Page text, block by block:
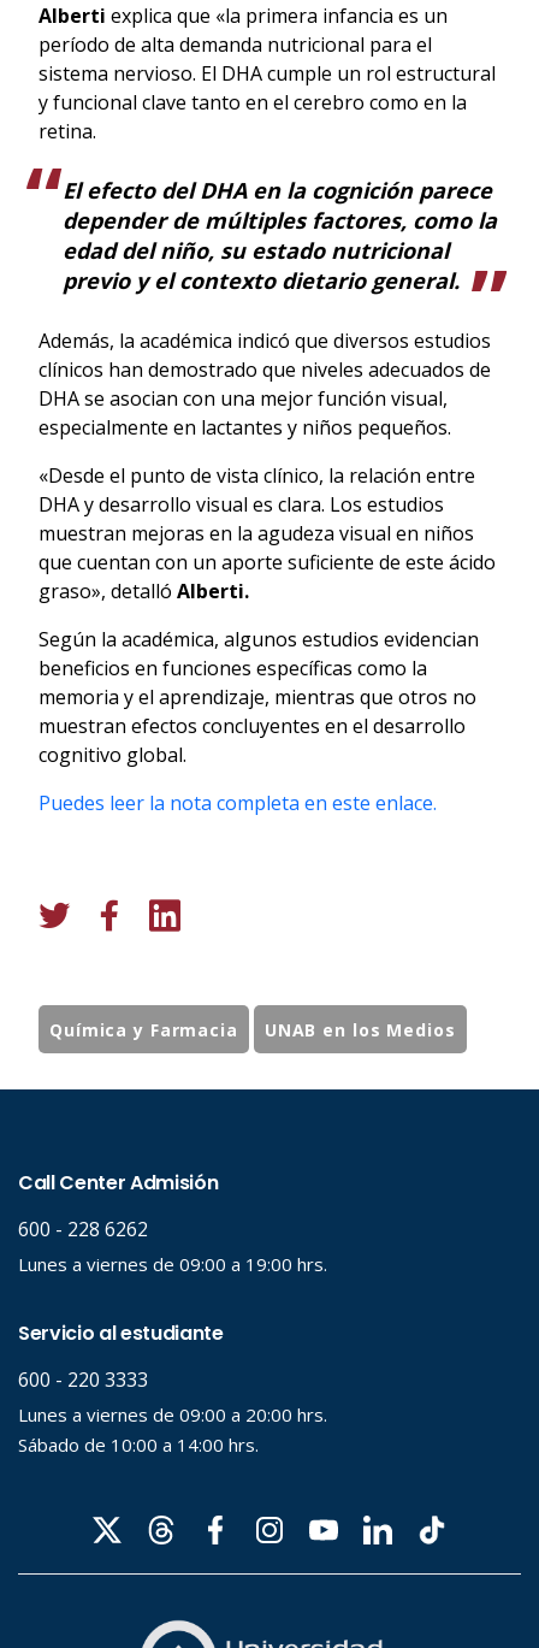
Alberti explica que «la primera infancia es un
período de alta demanda nutricional para el
sistema nervioso. El DHA cumple un rol estructural
y funcional clave tanto en el cerebro como en la
retina.
El efecto del DHA en la cognición parece
depender de múltiples factores, como la
edad del niño, su estado nutricional
previo y el contexto dietario general.
Además, la académica indicó que diversos estudios
clínicos han demostrado que niveles adecuados de
DHA se asocian con una mejor función visual,
especialmente en lactantes y niños pequeños.
«Desde el punto de vista clínico, la relación entre
DHA y desarrollo visual es clara. Los estudios
muestran mejoras en la agudeza visual en niños
que cuentan con un aporte suficiente de este ácido
graso», detalló Alberti.
Según la académica, algunos estudios evidencian
beneficios en funciones específicas como la
memoria y el aprendizaje, mientras que otros no
muestran efectos concluyentes en el desarrollo
cognitivo global.
Puedes leer la nota completa en este enlace.
Química y Farmacia UNAB en los Medios